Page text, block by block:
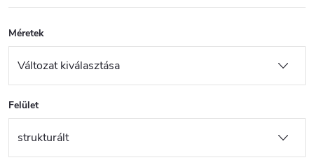
Méretek
Felület